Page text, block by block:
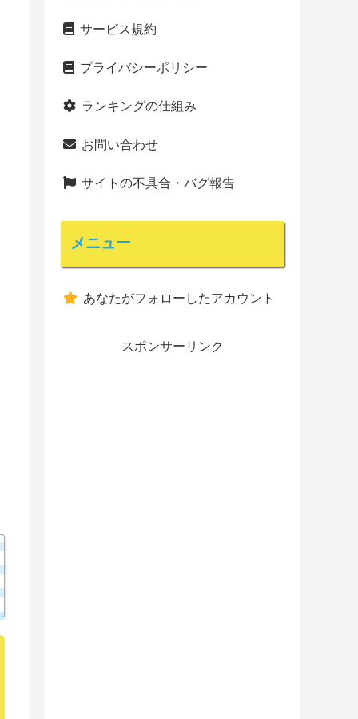
サービス規約
プライバシーポリシー
ランキングの仕組み
お問い合わせ
サイトの不具合・バグ報告
メニュー
あなたがフォローしたアカウント
スポンサーリンク